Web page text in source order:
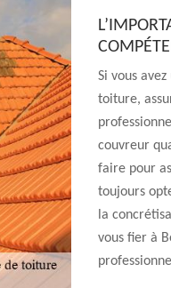
Si vous
toiture,
couvreur
faire pour
toujours
la
vous fier à